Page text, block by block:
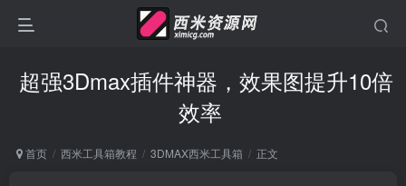
超强3Dmax插件神器，效果图提升10倍
效率
首页 西米工具箱教程 3DMAX西米工具箱 正文